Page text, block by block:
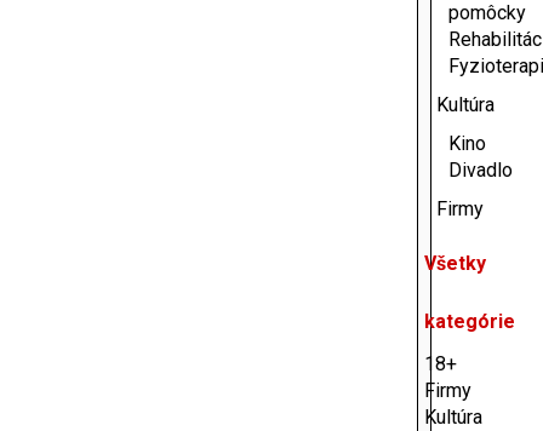
pomôcky
Kultúra
Kino
Divadlo
Firmy
Všetky
kategórie
18+
Firmy
Kultúra